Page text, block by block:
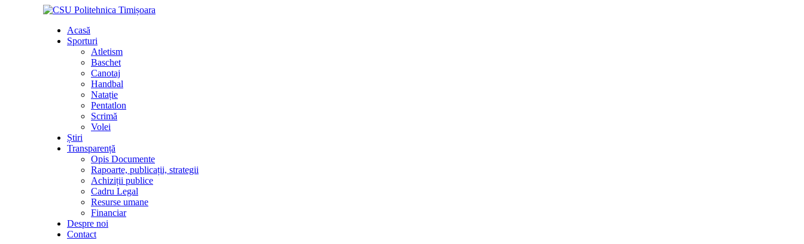
Acasă
Sporturi
Atletism
Baschet
Canotaj
Handbal
Natație
Pentatlon
Scrimă
Volei
Știri
Transparență
Opis Documente
Rapoarte, publicații, strategii
Achiziții publice
Cadru Legal
Resurse umane
Financiar
Despre noi
Contact